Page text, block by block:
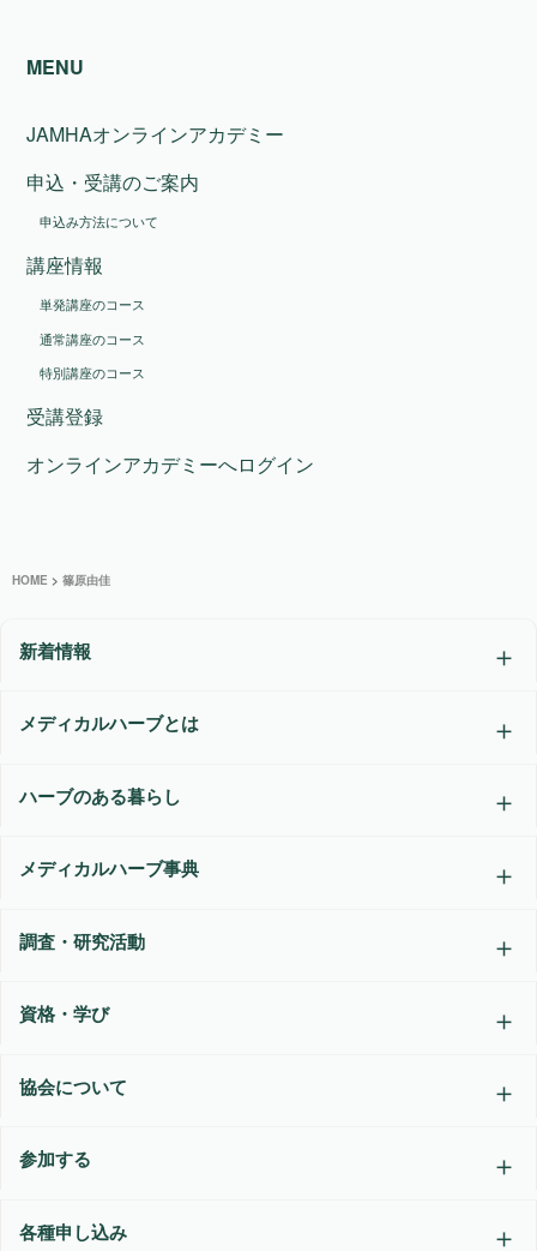
MENU
JAMHAオンラインアカデミー
申込・受講のご案内
申込み方法について
講座情報
単発講座のコース
通常講座のコース
特別講座のコース
受講登録
オンラインアカデミーへログイン
HOME > 篠原由佳
新着情報
メディカルハーブとは
ハーブのある暮らし
メディカルハーブ事典
調査・研究活動
資格・学び
協会について
参加する
各種申し込み